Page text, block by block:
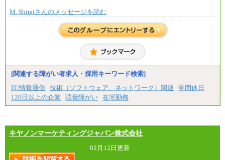
異なります
※試用期間中も給与に変更はございません。
※上記に加え、所定労働時間外に勤務をした場
※試用期間中も給与に変更はございません。
＜募集各社・全職種共通＞
月給21万円以上～
※試用期間中の給与に変更はありません。
ます。
M. Shiraiさんのメッセージを読む
[関連する障がい者求人・採用キーワード検索]
IT/情報通信 技術（ソフトウェア、ネットワーク）関連
年間休日
120日以上の企業
聴覚障がい 在宅勤務
キヤノンマーケティングジャパン株式会社
02月12日更新